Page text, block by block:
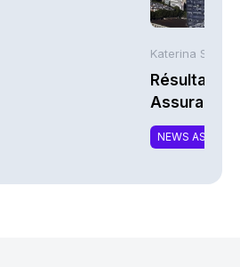
Katerina
Résultats
NEWS